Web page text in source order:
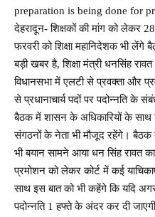
preparation is being done for
देहरादून- शिक्षकों की मांग को लेकर
फरवरी को शिक्षा महानिदेशक भी लेंगे
बड़ी खबर है, शिक्षा मंत्री धनसिंह
विधानसभा में एलटी से प्रवक्ता और
से प्रधानाचार्य पदों पर पदोन्नति के
बैठक में शासन के अधिकारियों के साथ
संगठनों के नेता भी मौजूद रहेंगे। बैठक
भी बयान सामने आया धन सिंह रावत
प्रमोशन को लेकर कोर्ट में कई
साथ इस बात को भी कहेंगे कि यदि
पदोन्नति 1 हफ्ते के अंदर कर दी